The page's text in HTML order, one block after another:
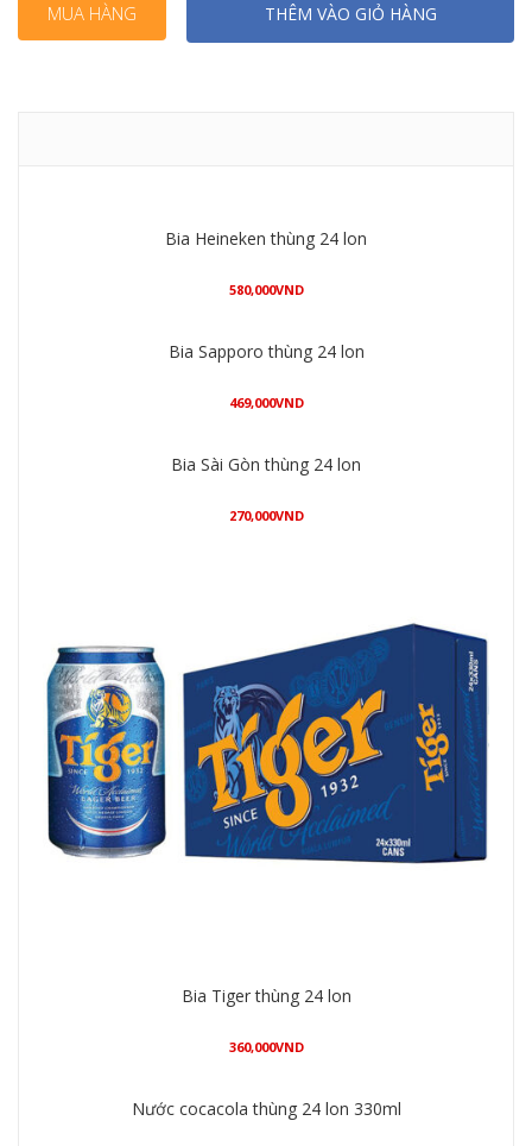
MUA HÀNG THÊM VÀO GIỎ HÀNG
Bia Heineken thùng 24 lon
580,000VND
Bia Sapporo thùng 24 lon
469,000VND
Bia Sài Gòn thùng 24 lon
270,000VND
Bia Tiger thùng 24 lon
360,000VND
Nước cocacola thùng 24 lon 330ml